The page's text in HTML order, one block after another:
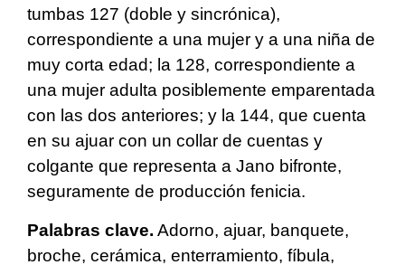
tumbas 127 (doble y sincrónica),
correspondiente a una mujer y a una niña de
muy corta edad; la 128, correspondiente a
una mujer adulta posiblemente emparentada
con las dos anteriores; y la 144, que cuenta
en su ajuar con un collar de cuentas y
colgante que representa a Jano bifronte,
seguramente de producción fenicia.
Palabras clave. Adorno, ajuar, banquete,
broche, cerámica, enterramiento, fíbula,